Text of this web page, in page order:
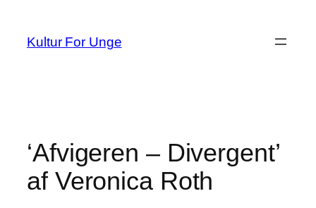
indhold
Kultur For Unge
‘Afvigeren – Divergent’
af Veronica Roth